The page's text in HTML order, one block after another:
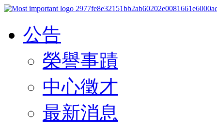
公告
榮譽事蹟
中心徵才
最新消息